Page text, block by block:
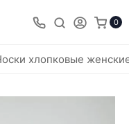
0
хлопковые